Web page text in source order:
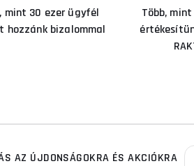
mint 30 ezer ügyfél
hozzánk bizalommal
Több,
AZ ÚJDONSÁGOKRA ÉS AKCIÓKRA